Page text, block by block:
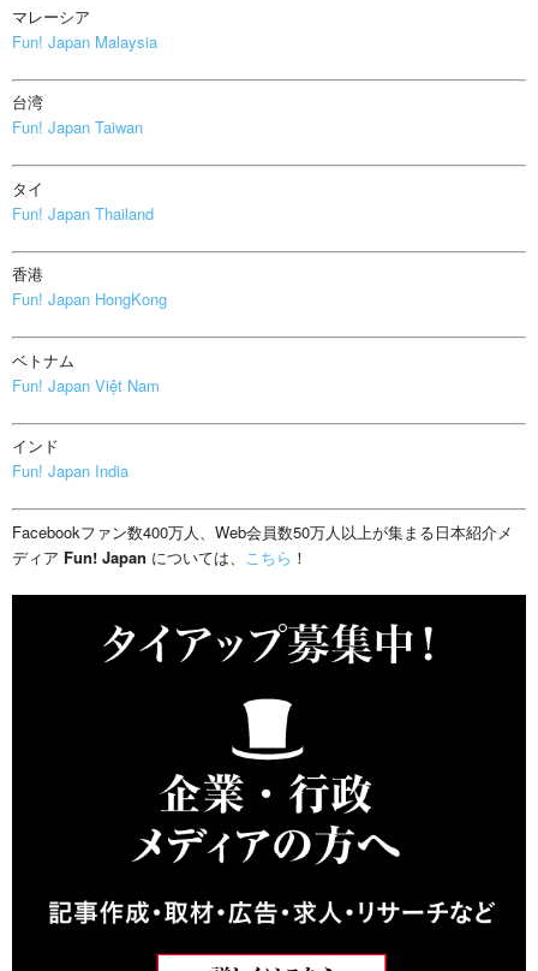
マレーシア
Fun! Japan Malaysia
台湾
Fun! Japan Taiwan
タイ
Fun! Japan Thailand
香港
Fun! Japan HongKong
ベトナム
Fun! Japan Việt Nam
インド
Fun! Japan India
Facebookファン数400万人、Web会員数50万人以上が集まる日本紹介メ
ディア Fun! Japan については、 こちら ！